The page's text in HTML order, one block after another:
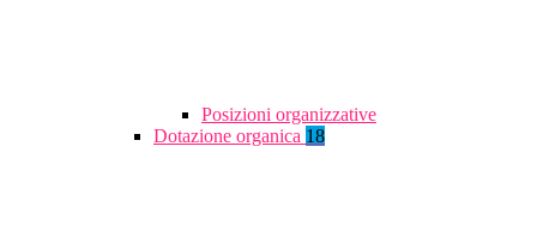
Posizioni organizzative
Dotazione organica 18